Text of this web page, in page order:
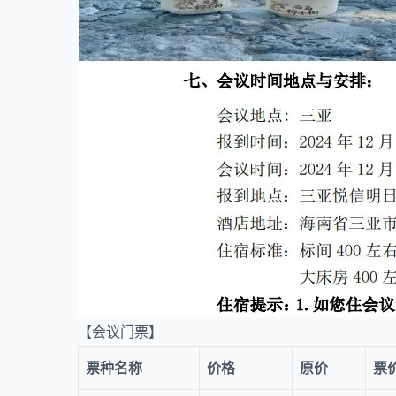
【会议门票】
票种名称
价格 原价 票